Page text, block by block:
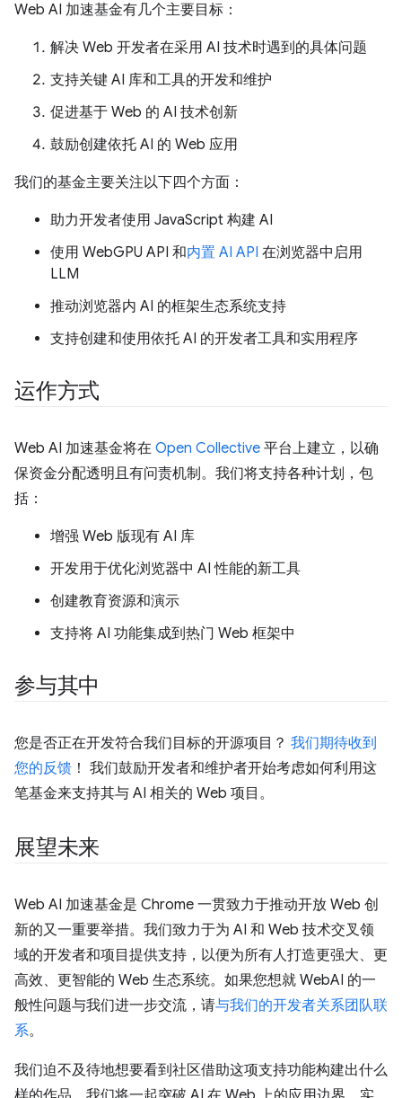
Web AI 加速基金有几个主要目标：
解决 Web 开发者在采用 AI 技术时遇到的具体问题
支持关键 AI 库和工具的开发和维护
促进基于 Web 的 AI 技术创新
鼓励创建依托 AI 的 Web 应用
我们的基金主要关注以下四个方面：
助力开发者使用 JavaScript 构建 AI
使用 WebGPU API 和内置 AI API 在浏览器中启用
LLM
推动浏览器内 AI 的框架生态系统支持
支持创建和使用依托 AI 的开发者工具和实用程序
运作方式
Web AI 加速基金将在 Open Collective 平台上建立，以确
保资金分配透明且有问责机制。我们将支持各种计划，包
括：
增强 Web 版现有 AI 库
开发用于优化浏览器中 AI 性能的新工具
创建教育资源和演示
支持将 AI 功能集成到热门 Web 框架中
参与其中
您是否正在开发符合我们目标的开源项目？ 我们期待收到
您的反馈 ！ 我们鼓励开发者和维护者开始考虑如何利用这
笔基金来支持其与 AI 相关的 Web 项目。
展望未来
Web AI 加速基金是 Chrome 一贯致力于推动开放 Web 创
新的又一重要举措。我们致力于为 AI 和 Web 技术交叉领
域的开发者和项目提供支持，以便为所有人打造更强大、更
高效、更智能的 Web 生态系统。如果您想就 WebAI 的一
般性问题与我们进一步交流，请与我们的开发者关系团队联
系。
我们迫不及待地想要看到社区借助这项支持功能构建出什么